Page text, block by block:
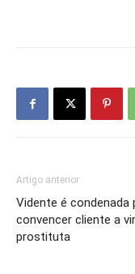
Artigo anterior
Vidente é condenada
convencer cliente a
prostituta